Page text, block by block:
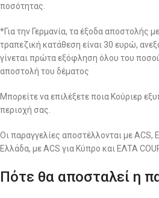
ποσότητας.
*Για την Γερμανία, τα έξοδα αποστολής
τραπεζική κατάθεση είναι 30 ευρώ,
γίνεται πρώτα εξόφληση όλου του ποσού
αποστολή του δέματος
Μπορείτε να επιλέξετε ποια Κούριερ
περιοχή σας.
Οι παραγγελίες αποστέλλονται με ACS,
Ελλάδα, με ACS για Κύπρο και ΕΛΤΑ
Πότε θα αποσταλεί η